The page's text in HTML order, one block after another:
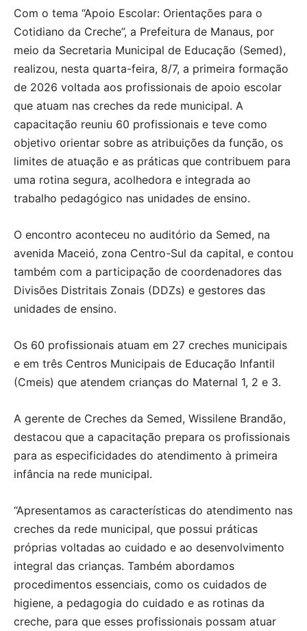
Com o tema “Apoio Escolar: Orientações para o
Cotidiano da Creche”, a Prefeitura de Manaus, por
meio da Secretaria Municipal de Educação (Semed),
realizou, nesta quarta-feira, 8/7, a primeira formação
de 2026 voltada aos profissionais de apoio escolar
que atuam nas creches da rede municipal. A
capacitação reuniu 60 profissionais e teve como
objetivo orientar sobre as atribuições da função, os
limites de atuação e as práticas que contribuem para
uma rotina segura, acolhedora e integrada ao
trabalho pedagógico nas unidades de ensino.
O encontro aconteceu no auditório da Semed, na
avenida Maceió, zona Centro-Sul da capital, e contou
também com a participação de coordenadores das
Divisões Distritais Zonais (DDZs) e gestores das
unidades de ensino.
Os 60 profissionais atuam em 27 creches municipais
e em três Centros Municipais de Educação Infantil
(Cmeis) que atendem crianças do Maternal 1, 2 e 3.
A gerente de Creches da Semed, Wissilene Brandão,
destacou que a capacitação prepara os profissionais
para as especificidades do atendimento à primeira
infância na rede municipal.
“Apresentamos as características do atendimento nas
creches da rede municipal, que possui práticas
próprias voltadas ao cuidado e ao desenvolvimento
integral das crianças. Também abordamos
procedimentos essenciais, como os cuidados de
higiene, a pedagogia do cuidado e as rotinas da
creche, para que esses profissionais possam atuar